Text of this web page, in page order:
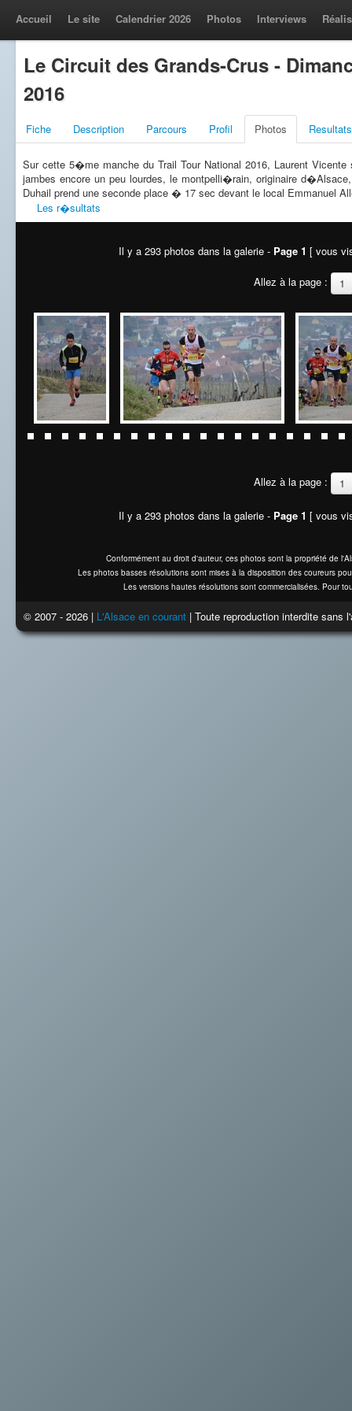
Accueil Le site Calendrier 2026 Photos Interviews
Le Circuit des Grands-Crus -
2016
Fiche Description Parcours Profil Photos Resultats
Sur cette 5�me manche du Trail Tour National 2016, Laurent
jambes encore un peu lourdes, le montpelli�rain, originaire
Duhail prend une seconde place � 17 sec devant le local Emmanuel
Les r�sultats
Il y a 293 photos dans la galerie - Page 1 [ vous
Allez à la page : 1
Allez à la page : 1
Il y a 293 photos dans la galerie - Page 1 [ vous
Conformément au droit d'auteur, ces photos sont la propriété de
Les photos basses résolutions sont mises à la disposition des coureurs
Les versions hautes résolutions sont commercialisées. Pour
© 2007 - 2026 | L'Alsace en courant | Toute reproduction interdite sans